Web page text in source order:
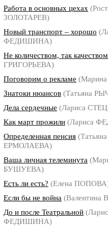
Работа в основных цехах
ЗОЛОТАРЕВ)
Новый транспорт – хорошо
ФЕДИШИНА)
Не количеством, так качеством
ГРИГОРЬЕВА)
Поговорим о рекламе
Знатоки нюансов (Татьяна
Дела сердечные (Лариса
Как март прожили (Лариса
Определенная пенсия (Татьяна
ЕРМОЛАЕВА)
Ваша личная телеминута
БУШУЕВА)
Есть ли есть? (Елена
Если бы не война (Валентина
До и после Театральной
ФЕДИШИНА)